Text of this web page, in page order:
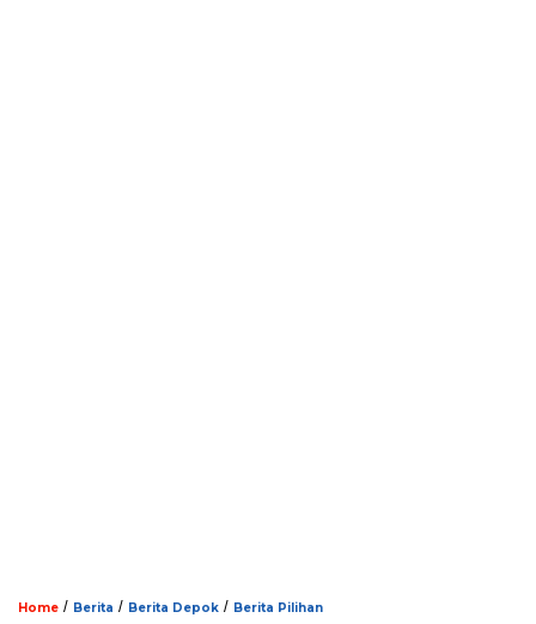
Home / Berita / Berita Depok / Berita Pilihan